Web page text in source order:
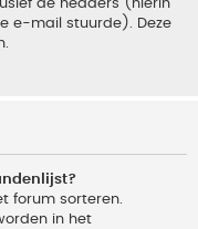
de headers (hierin
e-mail stuurde). Deze
forum sorteren.
in het